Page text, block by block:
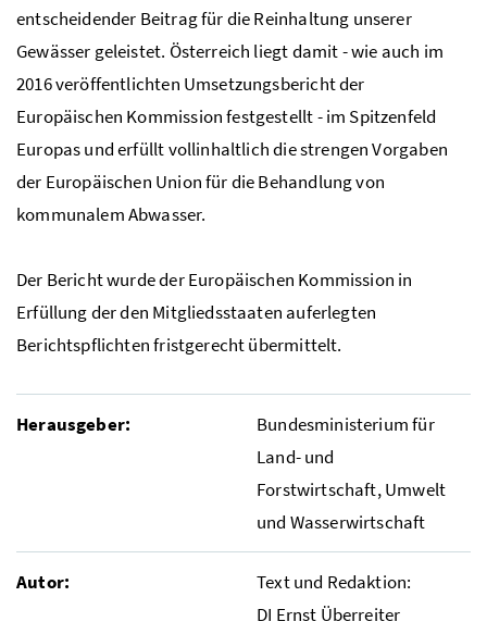
entscheidender Beitrag für die Reinhaltung unserer
Gewässer geleistet. Österreich liegt damit - wie auch im
2016 veröffentlichten Umsetzungsbericht der
Europäischen Kommission festgestellt - im Spitzenfeld
Europas und erfüllt vollinhaltlich die strengen Vorgaben
der Europäischen Union für die Behandlung von
kommunalem Abwasser.
Der Bericht wurde der Europäischen Kommission in
Erfüllung der den Mitgliedsstaaten auferlegten
Berichtspflichten fristgerecht übermittelt.
Herausgeber:
Bundesministerium für
Land- und
Forstwirtschaft, Umwelt
und Wasserwirtschaft
Autor:
Text und Redaktion:
DI Ernst Überreiter